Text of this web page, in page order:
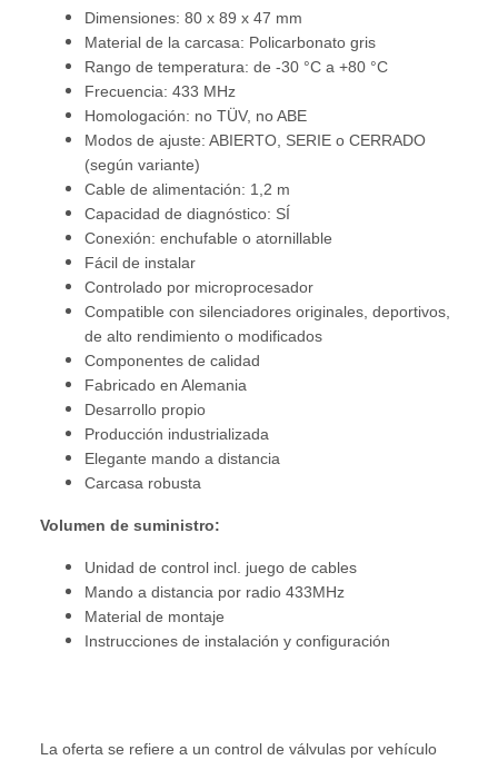
Dimensiones: 80 x 89 x 47 mm
Material de la carcasa: Policarbonato gris
Rango de temperatura: de -30 °C a +80 °C
Frecuencia: 433 MHz
Homologación: no TÜV, no ABE
Modos de ajuste: ABIERTO, SERIE o CERRADO
(según variante)
Cable de alimentación: 1,2 m
Capacidad de diagnóstico: SÍ
Conexión: enchufable o atornillable
Fácil de instalar
Controlado por microprocesador
Compatible con silenciadores originales, deportivos,
de alto rendimiento o modificados
Componentes de calidad
Fabricado en Alemania
Desarrollo propio
Producción industrializada
Elegante mando a distancia
Carcasa robusta
Volumen de suministro:
Unidad de control incl. juego de cables
Mando a distancia por radio 433MHz
Material de montaje
Instrucciones de instalación y configuración
La oferta se refiere a un control de válvulas por vehículo